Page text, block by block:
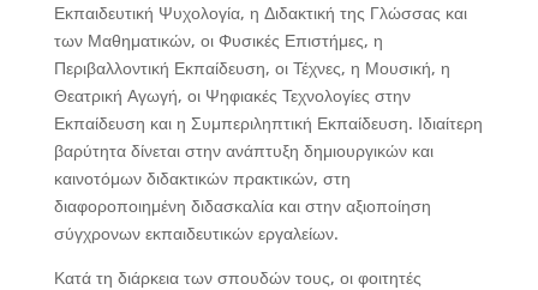
Εκπαιδευτική Ψυχολογία, η Διδακτική της Γλώσσας και
των Μαθηματικών, οι Φυσικές Επιστήμες, η
Περιβαλλοντική Εκπαίδευση, οι Τέχνες, η Μουσική, η
Θεατρική Αγωγή, οι Ψηφιακές Τεχνολογίες στην
Εκπαίδευση και η Συμπεριληπτική Εκπαίδευση. Ιδιαίτερη
βαρύτητα δίνεται στην ανάπτυξη δημιουργικών και
καινοτόμων διδακτικών πρακτικών, στη
διαφοροποιημένη διδασκαλία και στην αξιοποίηση
σύγχρονων εκπαιδευτικών εργαλείων.
Κατά τη διάρκεια των σπουδών τους, οι φοιτητές